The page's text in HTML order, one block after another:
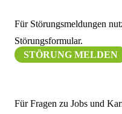
Für Störungsmeldungen
Störungsformular.
STÖRUNG MELDEN
Für Fragen zu Jobs und